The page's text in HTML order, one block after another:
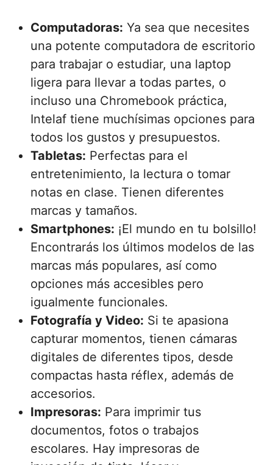
Computadoras: Ya sea que necesites
una potente computadora de escritorio
para trabajar o estudiar, una laptop
ligera para llevar a todas partes, o
incluso una Chromebook práctica,
Intelaf tiene muchísimas opciones para
todos los gustos y presupuestos.
Tabletas: Perfectas para el
entretenimiento, la lectura o tomar
notas en clase. Tienen diferentes
marcas y tamaños.
Smartphones: ¡El mundo en tu bolsillo!
Encontrarás los últimos modelos de las
marcas más populares, así como
opciones más accesibles pero
igualmente funcionales.
Fotografía y Video: Si te apasiona
capturar momentos, tienen cámaras
digitales de diferentes tipos, desde
compactas hasta réflex, además de
accesorios.
Impresoras: Para imprimir tus
documentos, fotos o trabajos
escolares. Hay impresoras de